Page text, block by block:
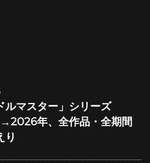
ルマスター」シリーズ
年、全作品・全期間
り